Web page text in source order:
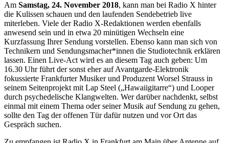
Am Samstag, 24. November 2018, kann man bei Radio X hinter
die Kulissen schauen und den laufenden Sendebetrieb live
miterleben. Viele der Radio X-Redaktionen werden ebenfalls
anwesend sein und in etwa 20 minütigen Wechseln eine
Kurzfassung Ihrer Sendung vorstellen. Ebenso kann man sich von
Technikern und Sendungsmacher*innen die Studiotechnik erklären
lassen. Einen Live-Act wird es an diesem Tag auch geben: Um
16.30 Uhr führt der sonst eher auf Avantgarde-Elektronik
fokussierte Frankfurter Musiker und Produzent Worsel Strauss in
seinem Seitenprojekt mit Lap Steel („Hawaiigitarre“) und Looper
durch psychedelische Klangwelten. Wer darüber nachdenkt, selbst
einmal mit einem Thema oder seiner Musik auf Sendung zu gehen,
sollte den Tag der offenen Tür dafür nutzen und vor Ort das
Gespräch suchen.